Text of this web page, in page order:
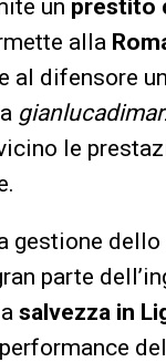
un prestito
alla
difensore
le
gestione dello
parte
salvezza in